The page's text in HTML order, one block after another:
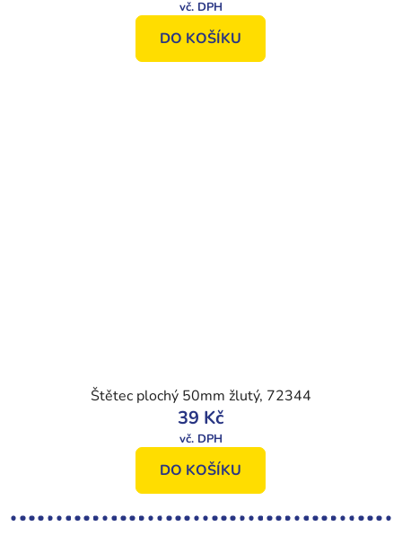
DO KOŠÍKU
Štětec plochý 50mm žlutý, 72344
39 Kč
DO KOŠÍKU